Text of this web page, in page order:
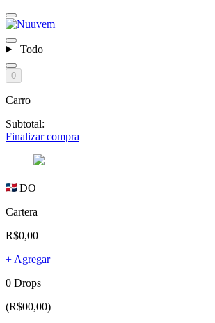
Todo
0
Carro
Subtotal:
Finalizar compra
DO
Cartera
R$0,00
+ Agregar
0 Drops
(R$00,00)